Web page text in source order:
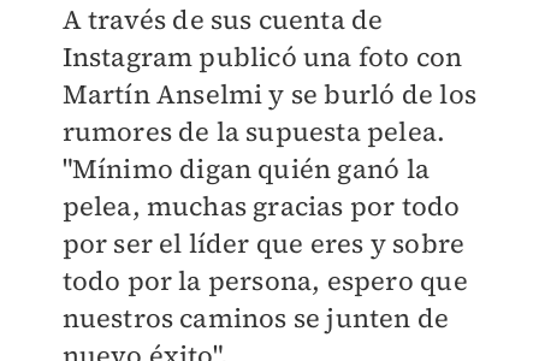
A través de sus cuenta de
Instagram publicó una foto con
Martín Anselmi y se burló de los
rumores de la supuesta pelea.
"Mínimo digan quién ganó la
pelea, muchas gracias por todo
por ser el líder que eres y sobre
todo por la persona, espero que
nuestros caminos se junten de